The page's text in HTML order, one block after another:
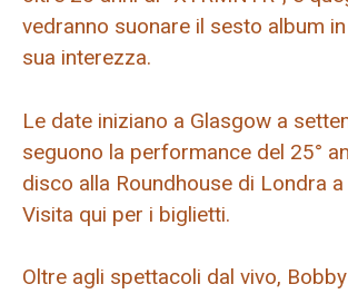
vedranno suonare il sesto album
sua interezza.
Le date iniziano a Glasgow a
seguono la performance del 25°
disco alla Roundhouse di Londra
Visita qui per i biglietti.
Oltre agli spettacoli dal vivo,